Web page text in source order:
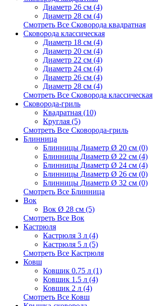
Диаметр 26 см (4)
Диаметр 28 см (4)
Смотреть Все Сковорода квадратная
Сковорода классическая
Диаметр 18 см (4)
Диаметр 20 см (4)
Диаметр 22 см (4)
Диаметр 24 см (4)
Диаметр 26 см (4)
Диаметр 28 см (4)
Смотреть Все Сковорода классическая
Сковорода-гриль
Квадратная (10)
Круглая (5)
Смотреть Все Сковорода-гриль
Блинница
Блинницы Диаметр Ø 20 см (0)
Блинницы Диаметр Ø 22 см (4)
Блинницы Диаметр Ø 24 см (4)
Блинницы Диаметр Ø 26 см (0)
Блинницы Диаметр Ø 32 см (0)
Смотреть Все Блинница
Вок
Вок Ø 28 см (5)
Смотреть Все Вок
Кастрюля
Кастрюля 3 л (4)
Кастрюля 5 л (5)
Смотреть Все Кастрюля
Ковш
Ковшик 0.75 л (1)
Ковшик 1.5 л (4)
Ковшик 2 л (4)
Смотреть Все Ковш